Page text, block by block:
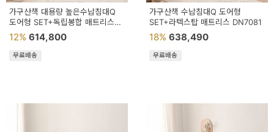
코
수
예
가구산책 대용량 높은수납침대Q
도어형 SET+독립봉합 매트리스
DN7119
12% 614,800
무료배송
가구산책 수납침대Q 도어형
SET+라텍스탑 매트리스 DN7081
18% 638,490
무료배송